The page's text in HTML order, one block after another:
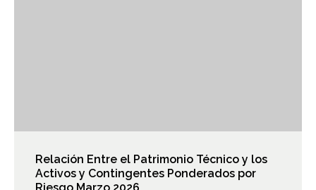
Relación Entre el Patrimonio Técnico y los
Activos y Contingentes Ponderados por